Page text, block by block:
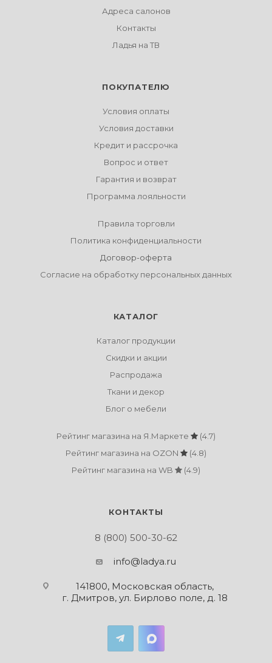
Адреса салонов
Контакты
Ладья на ТВ
ПОКУПАТЕЛЮ
Условия оплаты
Условия доставки
Кредит и рассрочка
Вопрос и ответ
Гарантия и возврат
Программа лояльности
Правила торговли
Политика конфиденциальности
Договор-оферта
Согласие на обработку персональных данных
КАТАЛОГ
Каталог продукции
Скидки и акции
Распродажа
Ткани и декор
Блог о мебели
Рейтинг магазина на Я.Маркете
(4.7)
Рейтинг магазина на OZON
(4.8)
Рейтинг магазина на WB
(4.9)
КОНТАКТЫ
8 (800) 500-30-62
info@ladya.ru
141800, Московская область,
г. Дмитров, ул. Бирлово поле, д. 18